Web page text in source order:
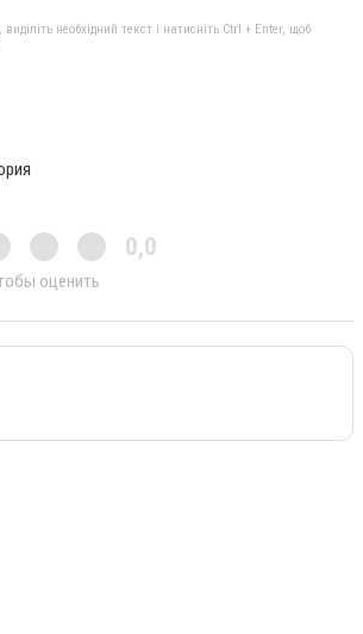
необхідний текст і натисніть Ctrl + Enter, щоб
0,0
оценить